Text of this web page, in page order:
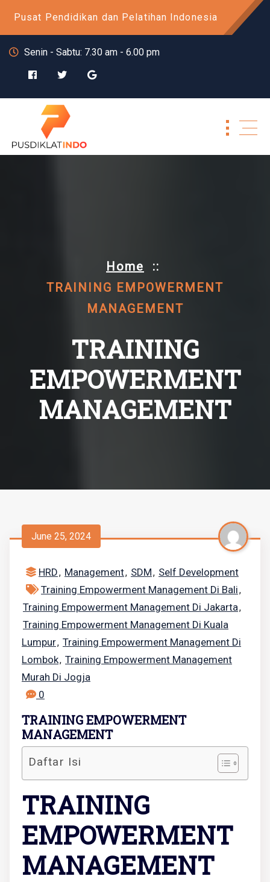
Pusat Pendidikan dan Pelatihan Indonesia
Senin - Sabtu: 7.30 am - 6.00 pm
Home ::
TRAINING EMPOWERMENT
MANAGEMENT
TRAINING
EMPOWERMENT
MANAGEMENT
June 25, 2024
HRD, Management, SDM, Self Development
Training Empowerment Management Di Bali,
Training Empowerment Management Di Jakarta,
Training Empowerment Management Di Kuala
Lumpur, Training Empowerment Management Di
Lombok, Training Empowerment Management
Murah Di Jogja
0
TRAINING EMPOWERMENT
MANAGEMENT
Daftar Isi
TRAINING
EMPOWERMENT
MANAGEMENT